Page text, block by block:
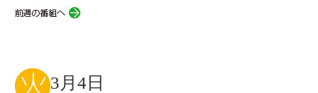
3月4日